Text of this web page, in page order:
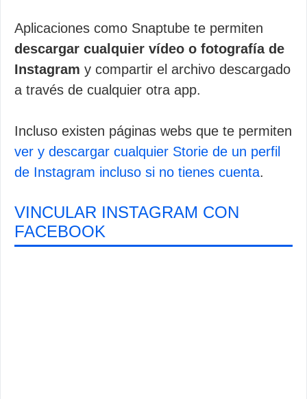
Aplicaciones como Snaptube te permiten
descargar cualquier vídeo o fotografía de
Instagram y compartir el archivo descargado
a través de cualquier otra app.
Incluso existen páginas webs que te permiten
ver y descargar cualquier Storie de un perfil
de Instagram incluso si no tienes cuenta.
VINCULAR INSTAGRAM CON
FACEBOOK